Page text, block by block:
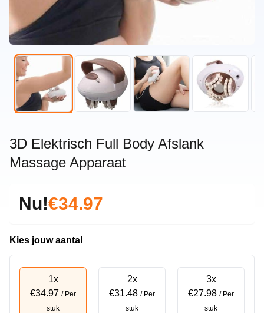
3D Elektrisch Full Body Afslank
Massage Apparaat
Nu!€34.97
Kies jouw aantal
1x
€34.97 / Per
stuk
2x
€31.48 / Per
stuk
3x
€27.98 / Per
stuk